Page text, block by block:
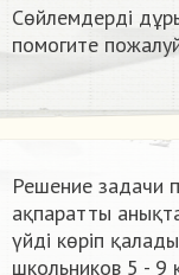
Сөйлемдерді
помогите
Решение задачи
ақпаратты
үйді көріп
школьников 5 - 9